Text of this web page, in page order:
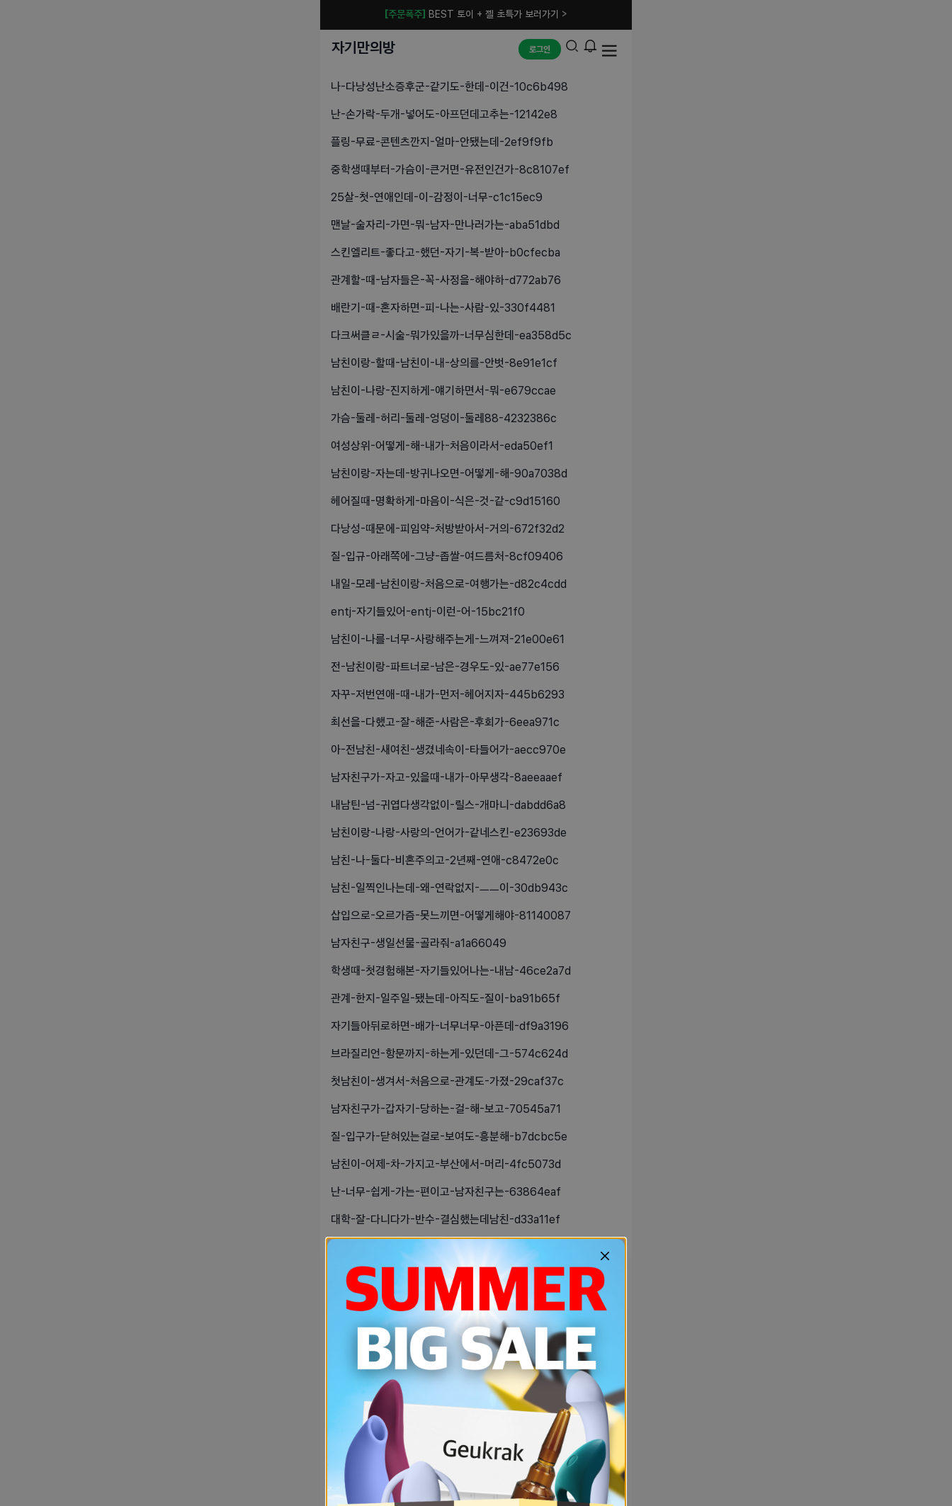
[주문폭주] BEST 토이 + 젤 초특가 보러가기 >
자기만의방 로그인
나-다낭성난소증후군-같기도-한데-이건-10c6b498
난-손가락-두개-넣어도-아프던데고추는-12142e8
플링-무료-콘텐츠깐지-얼마-안됐는데-2ef9f9fb
중학생때부터-가슴이-큰거면-유전인건가-8c8107ef
25살-첫-연애인데-이-감정이-너무-c1c15ec9
맨날-술자리-가면-뭐-남자-만나러가는-aba51dbd
스킨엘리트-좋다고-했던-자기-복-받아-b0cfecba
관계할-때-남자들은-꼭-사정을-해야하-d772ab76
배란기-때-혼자하면-피-나는-사람-있-330f4481
다크써클ㄹ-시술-뭐가있을까-너무심한데-ea358d5c
남친이랑-할때-남친이-내-상의를-안벗-8e91e1cf
남친이-나랑-진지하게-얘기하면서-뭐-e679ccae
가슴-둘레-허리-둘레-엉덩이-둘레88-4232386c
여성상위-어떻게-해-내가-처음이라서-eda50ef1
남친이랑-자는데-방귀나오면-어떻게-해-90a7038d
헤어질때-명확하게-마음이-식은-것-같-c9d15160
다낭성-때문에-피임약-처방받아서-거의-672f32d2
질-입규-아래쪽에-그냥-좁쌀-여드름처-8cf09406
내일-모레-남친이랑-처음으로-여행가는-d82c4cdd
entj-자기들있어-entj-이런-어-15bc21f0
남친이-나를-너무-사랑해주는게-느껴져-21e00e61
전-남친이랑-파트너로-남은-경우도-있-ae77e156
자꾸-저번연애-때-내가-먼저-헤어지자-445b6293
최선을-다했고-잘-해준-사람은-후회가-6eea971c
아-전남친-새여친-생겼네속이-타들어가-aecc970e
남자친구가-자고-있을때-내가-아무생각-8aeeaaef
내남틴-넘-귀엽다생각없이-릴스-개마니-dabdd6a8
남친이랑-나랑-사랑의-언어가-같네스킨-e23693de
남친-나-둘다-비혼주의고-2년째-연애-c8472e0c
남친-일찍인나는데-왜-연락없지-ㅡㅡ이-30db943c
삽입으로-오르가즘-못느끼면-어떻게해야-81140087
남자친구-생일선물-골라줘-a1a66049
학생때-첫경험해본-자기들있어나는-내남-46ce2a7d
관계-한지-일주일-됐는데-아직도-질이-ba91b65f
자기들아뒤로하면-배가-너무너무-아픈데-df9a3196
브라질리언-항문까지-하는게-있던데-그-574c624d
첫남친이-생겨서-처음으로-관계도-가졌-29caf37c
남자친구가-갑자기-당하는-걸-해-보고-70545a71
질-입구가-닫혀있는걸로-보여도-흥분해-b7dcbc5e
남친이-어제-차-가지고-부산에서-머리-4fc5073d
난-너무-쉽게-가는-편이고-남자친구는-63864eaf
대학-잘-다니다가-반수-결심했는데남친-d33a11ef
제발-섹스-섹스-섹스-망할-생리련-때-1f50e3e6
알고-지낸지는-4년-연애는-1년-하고-74fac615
성향썰남친한테-브컨-당하다가-기절한-b232da23
자기들아-들어봐-나-답답해서-그래내가-eaf97d15
자기들-보통-소개팅용으로-어떤-사진-15a9ea64
지루-남친-좋은-점한-번-할-때-20-9828e9dc
경구피임약-처음-복용하는데-월경이-어-6757ad97
느끼면-우는-자기들-없어-난-하기만하-f4b67df8
혹시-자기들-중에-파트너-구하고-하는-3267f5